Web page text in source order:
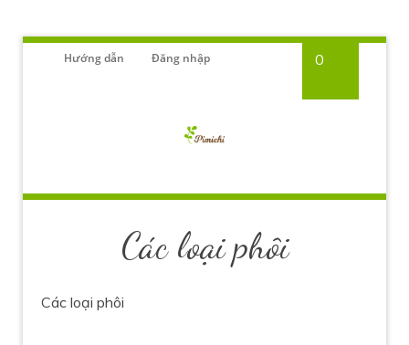
Hướng dẫn Đăng nhập 0
Các loại phôi
Các loại phôi